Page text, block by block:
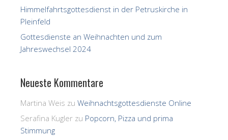
Himmelfahrtsgottesdienst in der Petruskirche in
Pleinfeld
Gottesdienste an Weihnachten und zum
Jahreswechsel 2024
Neueste Kommentare
Martina Weis zu Weihnachtsgottesdienste Online
Serafina Kugler zu Popcorn, Pizza und prima
Stimmung